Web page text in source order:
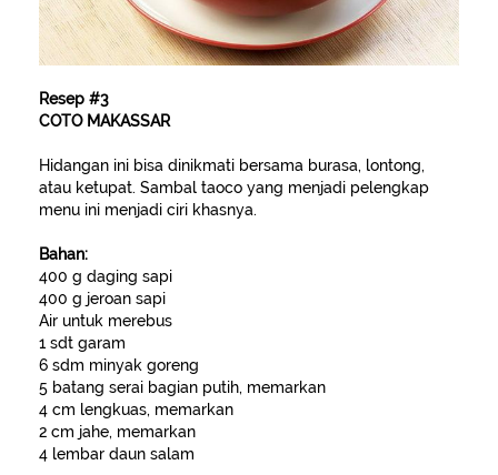
Resep #3
COTO MAKASSAR
Hidangan ini bisa dinikmati bersama burasa, lontong,
atau ketupat. Sambal taoco yang menjadi pelengkap
menu ini menjadi ciri khasnya.
Bahan:
400 g daging sapi
400 g jeroan sapi
Air untuk merebus
1 sdt garam
6 sdm minyak goreng
5 batang serai bagian putih, memarkan
4 cm lengkuas, memarkan
2 cm jahe, memarkan
4 lembar daun salam